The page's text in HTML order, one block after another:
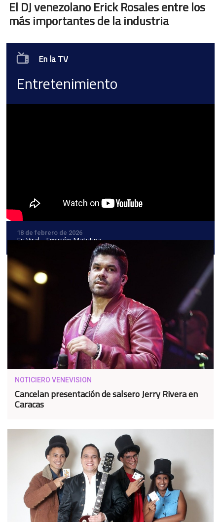
El DJ venezolano Erick Rosales entre los
más importantes de la industria
En la TV
Entretenimiento
18 de febrero de 2026
Es Viral - Emisión Matutina
NOTICIERO VENEVISION
Cancelan presentación de salsero Jerry Rivera en
Caracas